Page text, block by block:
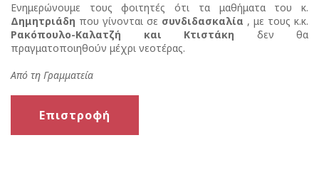
Ενημερώνουμε τους φοιτητές ότι τα μαθήματα του κ.
Δημητριάδη που γίνονται σε συνδιδασκαλία , με τους κ.κ.
Ρακόπουλο-Καλατζή και Κτιστάκη δεν θα
πραγματοποιηθούν μέχρι νεοτέρας.
Από τη Γραμματεία
Επιστροφή